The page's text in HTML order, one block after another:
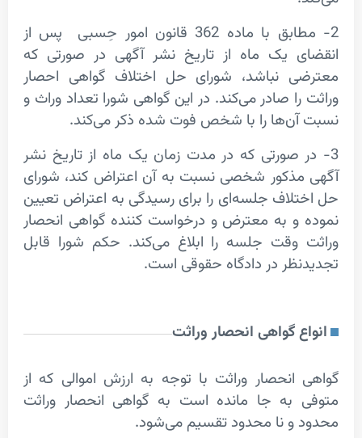
2- مطابق با ماده 362 قانون امور حِسبی پس از
یک ماه از تاریخ نشر آگهی در صورتی که
نباشد، شورای حل اختلاف گواهی احصار
صادر می‌کند. در این گواهی شورا تعداد وراث و
را با شخص فوت شده ذکر می‌کند.
صورتی که در مدت زمان یک ماه از تاریخ نشر
شخصی نسبت به آن اعتراض کند، شورای
جلسه‌ای را برای رسیدگی به اعتراض تعیین
به معترض و درخواست کننده گواهی انحصار
وقت جلسه را ابلاغ می‌کند. حکم شورا قابل
در دادگاه حقوقی است.
گواهی انحصار وراثت
وراثت با توجه به ارزش اموالی که از
به جا مانده است به گواهی انحصار وراثت
و نا محدود تقسیم می‌شود.